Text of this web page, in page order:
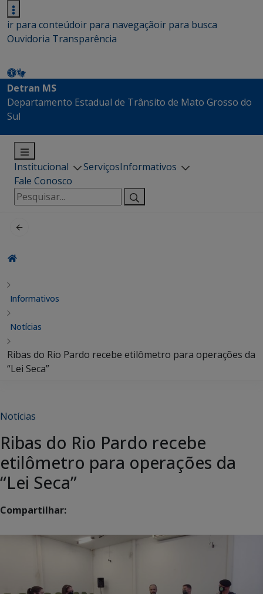
ir para conteúdoir para navegaçãoir para busca
Ouvidoria Transparência
Detran MS
Departamento Estadual de Trânsito de Mato Grosso do
Sul
Institucional ServiçosInformativos
Fale Conosco
Pesquisar
por:
Informativos
Notícias
Ribas do Rio Pardo recebe etilômetro para operações da
“Lei Seca”
Notícias
Ribas do Rio Pardo recebe
etilômetro para operações da
“Lei Seca”
Compartilhar: